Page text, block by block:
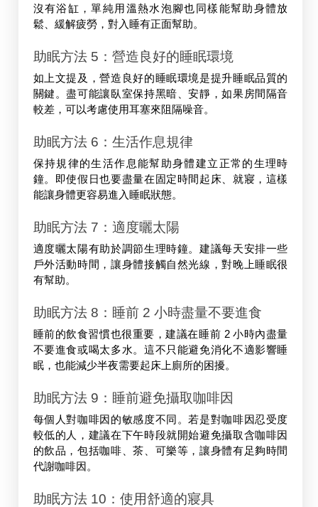
沒有浴缸，單純用溫熱水泡腳也同樣能幫助身體放
鬆、緩解疲勞，對入睡有正面幫助。
助眠方法 5：營造良好的睡眠環境
如上文提及，營造良好的睡眠環境是提升睡眠品質的
關鍵。盡可能讓臥室保持黑暗、安靜，如果房間隔音
較差，可以考慮使用耳塞來阻隔噪音。
助眠方法 6：生活作息規律
保持規律的生活作息能幫助身體建立正常的生理時
鐘。即使假日也要盡量在固定時間起床、就寢，這樣
能讓身體更容易進入睡眠狀態。
助眠方法 7：適度曬太陽
適度曬太陽有助於調節生理時鐘。建議每天安排一些
戶外活動時間，讓身體接觸自然光線，對晚上睡眠很
有幫助。
助眠方法 8：睡前 2 小時盡量不要進食
睡前的飲食習慣也很重要，建議在睡前 2 小時內盡量
不要進食或喝太多水。這不只能避免消化不適影響睡
眠，也能減少半夜需要起床上廁所的困擾。
助眠方法 9：睡前避免攝取咖啡因
每個人對咖啡因的敏感度不同。若是對咖啡因忍受度
較低的人，建議在下午時段就開始避免攝取含咖啡因
的飲品，包括咖啡、茶、可樂等，讓身體有足夠時間
代謝咖啡因。
助眠方法 10：使用舒適的寢具